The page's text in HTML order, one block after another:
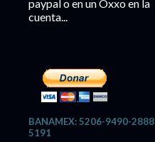
paypal o en un Oxxo en la
cuenta...
BANAMEX: 5206-9490-
5191